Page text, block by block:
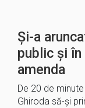
Și-a
public și
amenda
De 20 de
Ghiroda să-și